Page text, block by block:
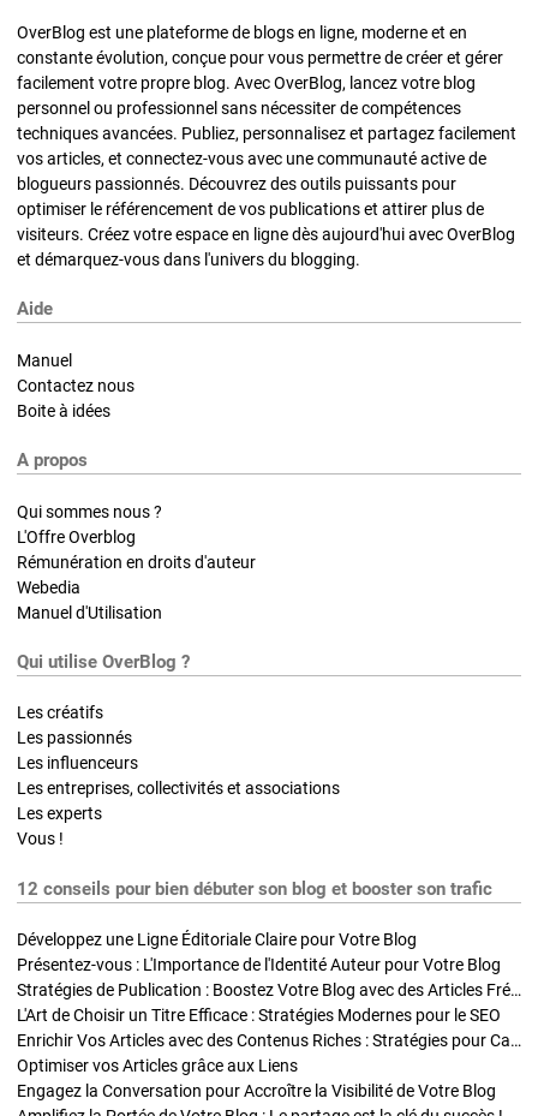
OverBlog est une plateforme de blogs en ligne, moderne et en
constante évolution, conçue pour vous permettre de créer et gérer
facilement votre propre blog. Avec OverBlog, lancez votre blog
personnel ou professionnel sans nécessiter de compétences
techniques avancées. Publiez, personnalisez et partagez facilement
vos articles, et connectez-vous avec une communauté active de
blogueurs passionnés. Découvrez des outils puissants pour
optimiser le référencement de vos publications et attirer plus de
visiteurs. Créez votre espace en ligne dès aujourd'hui avec OverBlog
et démarquez-vous dans l'univers du blogging.
Aide
Manuel
Contactez nous
Boite à idées
A propos
Qui sommes nous ?
L'Offre Overblog
Rémunération en droits d'auteur
Webedia
Manuel d'Utilisation
Qui utilise OverBlog ?
Les créatifs
Les passionnés
Les influenceurs
Les entreprises, collectivités et associations
Les experts
Vous !
12 conseils pour bien débuter son blog et booster son trafic
Développez une Ligne Éditoriale Claire pour Votre Blog
Présentez-vous : L'Importance de l'Identité Auteur pour Votre Blog
Stratégies de Publication : Boostez Votre Blog avec des Articles Fréquents et Exclusifs
L'Art de Choisir un Titre Efficace : Stratégies Modernes pour le SEO
Enrichir Vos Articles avec des Contenus Riches : Stratégies pour Captiver et Optimiser
Optimiser vos Articles grâce aux Liens
Engagez la Conversation pour Accroître la Visibilité de Votre Blog